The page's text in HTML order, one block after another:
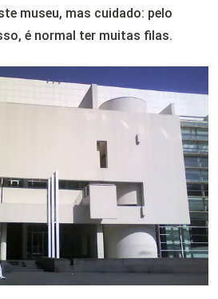
museu, mas cuidado: pelo
é normal ter muitas filas.